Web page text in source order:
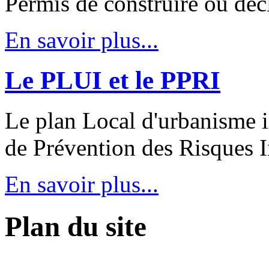
En savoir plus...
Le PLUI et le PPRI
Le plan Local d'urbanisme
de Prévention des Risques
En savoir plus...
Plan du site